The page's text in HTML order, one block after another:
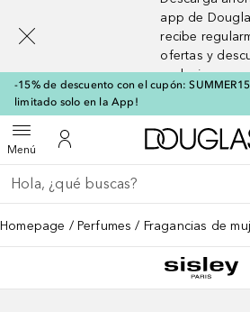
app de
recibe
ofertas y
exclusivos
-15% de descuento con el cupón:
limitado solo en la App!
MenúAbrir menúMi cuenta
Regresar
Ejecutar búsqueda
Homepage Perfumes Fragancias de
[navigation.slideout.screenreader]